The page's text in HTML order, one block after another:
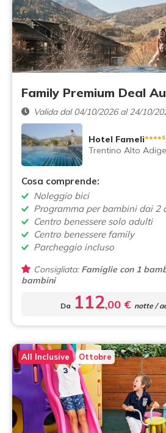
Family Premium Deal
Valida dal 04/10/2026 al 24/10/
Hotel Fameli****s
Trentino Alto Adige
Cosa comprende:
Noleggio bici
Programma per bambini dai 2
Centro benessere solo adulti
Centro benessere family
Parcheggio incluso
Consigliata:Famiglie con 1
bambini
Da 112,00 € notte /
All Inclusive Ottobre